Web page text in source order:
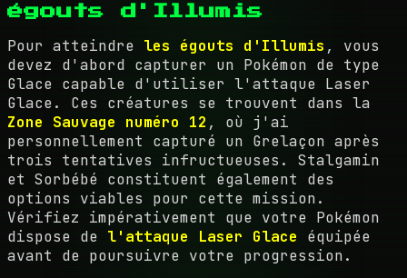
égouts d'Illumis
Pour atteindre les égouts d'Illumis , vous
devez d'abord capturer un Pokémon de type
Glace capable d'utiliser l'attaque Laser
Glace. Ces créatures se trouvent dans la
Zone Sauvage numéro 12 , où j'ai
personnellement capturé un Grelaçon après
trois tentatives infructueuses. Stalgamin
et Sorbébé constituent également des
options viables pour cette mission.
Vérifiez impérativement que votre Pokémon
dispose de l'attaque Laser Glace équipée
avant de poursuivre votre progression.